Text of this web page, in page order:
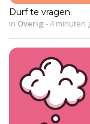
Durf te vragen.
in Overig -4 minuten